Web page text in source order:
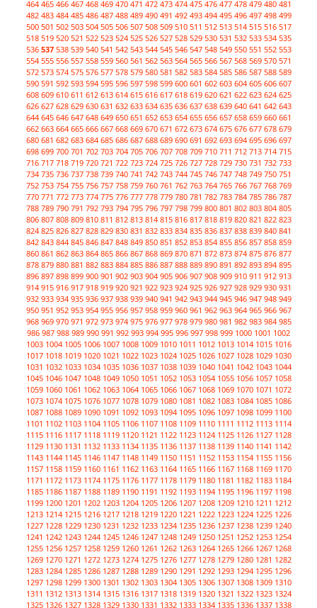
464 465 466 467 468 469 470 471 472 473 474 475 476 477 478 479 480 481
482 483 484 485 486 487 488 489 490 491 492 493 494 495 496 497 498 499
500 501 502 503 504 505 506 507 508 509 510 511 512 513 514 515 516 517
518 519 520 521 522 523 524 525 526 527 528 529 530 531 532 533 534 535
536 537 538 539 540 541 542 543 544 545 546 547 548 549 550 551 552 553
554 555 556 557 558 559 560 561 562 563 564 565 566 567 568 569 570 571
572 573 574 575 576 577 578 579 580 581 582 583 584 585 586 587 588 589
590 591 592 593 594 595 596 597 598 599 600 601 602 603 604 605 606 607
608 609 610 611 612 613 614 615 616 617 618 619 620 621 622 623 624 625
626 627 628 629 630 631 632 633 634 635 636 637 638 639 640 641 642 643
644 645 646 647 648 649 650 651 652 653 654 655 656 657 658 659 660 661
662 663 664 665 666 667 668 669 670 671 672 673 674 675 676 677 678 679
680 681 682 683 684 685 686 687 688 689 690 691 692 693 694 695 696 697
698 699 700 701 702 703 704 705 706 707 708 709 710 711 712 713 714 715
716 717 718 719 720 721 722 723 724 725 726 727 728 729 730 731 732 733
734 735 736 737 738 739 740 741 742 743 744 745 746 747 748 749 750 751
752 753 754 755 756 757 758 759 760 761 762 763 764 765 766 767 768 769
770 771 772 773 774 775 776 777 778 779 780 781 782 783 784 785 786 787
788 789 790 791 792 793 794 795 796 797 798 799 800 801 802 803 804 805
806 807 808 809 810 811 812 813 814 815 816 817 818 819 820 821 822 823
824 825 826 827 828 829 830 831 832 833 834 835 836 837 838 839 840 841
842 843 844 845 846 847 848 849 850 851 852 853 854 855 856 857 858 859
860 861 862 863 864 865 866 867 868 869 870 871 872 873 874 875 876 877
878 879 880 881 882 883 884 885 886 887 888 889 890 891 892 893 894 895
896 897 898 899 900 901 902 903 904 905 906 907 908 909 910 911 912 913
914 915 916 917 918 919 920 921 922 923 924 925 926 927 928 929 930 931
932 933 934 935 936 937 938 939 940 941 942 943 944 945 946 947 948 949
950 951 952 953 954 955 956 957 958 959 960 961 962 963 964 965 966 967
968 969 970 971 972 973 974 975 976 977 978 979 980 981 982 983 984 985
986 987 988 989 990 991 992 993 994 995 996 997 998 999 1000 1001 1002
1003 1004 1005 1006 1007 1008 1009 1010 1011 1012 1013 1014 1015 1016
1017 1018 1019 1020 1021 1022 1023 1024 1025 1026 1027 1028 1029 1030
1031 1032 1033 1034 1035 1036 1037 1038 1039 1040 1041 1042 1043 1044
1045 1046 1047 1048 1049 1050 1051 1052 1053 1054 1055 1056 1057 1058
1059 1060 1061 1062 1063 1064 1065 1066 1067 1068 1069 1070 1071 1072
1073 1074 1075 1076 1077 1078 1079 1080 1081 1082 1083 1084 1085 1086
1087 1088 1089 1090 1091 1092 1093 1094 1095 1096 1097 1098 1099 1100
1101 1102 1103 1104 1105 1106 1107 1108 1109 1110 1111 1112 1113 1114
1115 1116 1117 1118 1119 1120 1121 1122 1123 1124 1125 1126 1127 1128
1129 1130 1131 1132 1133 1134 1135 1136 1137 1138 1139 1140 1141 1142
1143 1144 1145 1146 1147 1148 1149 1150 1151 1152 1153 1154 1155 1156
1157 1158 1159 1160 1161 1162 1163 1164 1165 1166 1167 1168 1169 1170
1171 1172 1173 1174 1175 1176 1177 1178 1179 1180 1181 1182 1183 1184
1185 1186 1187 1188 1189 1190 1191 1192 1193 1194 1195 1196 1197 1198
1199 1200 1201 1202 1203 1204 1205 1206 1207 1208 1209 1210 1211 1212
1213 1214 1215 1216 1217 1218 1219 1220 1221 1222 1223 1224 1225 1226
1227 1228 1229 1230 1231 1232 1233 1234 1235 1236 1237 1238 1239 1240
1241 1242 1243 1244 1245 1246 1247 1248 1249 1250 1251 1252 1253 1254
1255 1256 1257 1258 1259 1260 1261 1262 1263 1264 1265 1266 1267 1268
1269 1270 1271 1272 1273 1274 1275 1276 1277 1278 1279 1280 1281 1282
1283 1284 1285 1286 1287 1288 1289 1290 1291 1292 1293 1294 1295 1296
1297 1298 1299 1300 1301 1302 1303 1304 1305 1306 1307 1308 1309 1310
1311 1312 1313 1314 1315 1316 1317 1318 1319 1320 1321 1322 1323 1324
1325 1326 1327 1328 1329 1330 1331 1332 1333 1334 1335 1336 1337 1338